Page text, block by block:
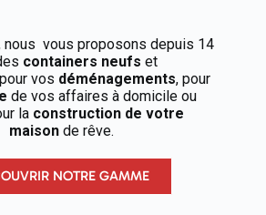
nous vous proposons depuis 14
containers neufs et
vos déménagements, pour
de vos affaires à domicile ou
la construction de votre
maison de rêve.
NOTRE GAMME